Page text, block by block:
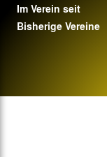
Im Verein seit
Bisherige Vereine